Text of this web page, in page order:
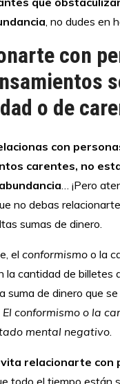
, no dudes en
con
o de
con
carentes, no
… ¡Pero
no debas
sumas de dinero.
elconformismo o la
la cantidad de billetes
suma de dinero que
El conformismo o la
mental negativo
relacionarte con
todo el tiempo están